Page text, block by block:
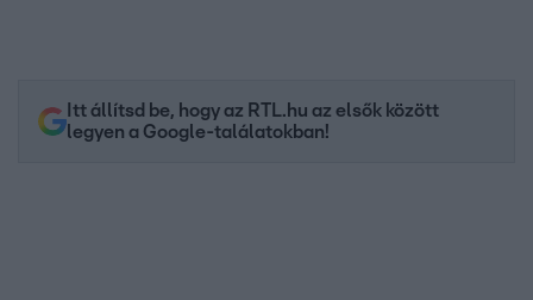
Itt állítsd be, hogy az RTL.hu az elsők között
legyen a Google-találatokban!